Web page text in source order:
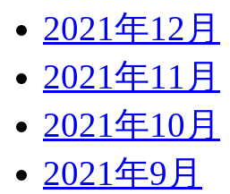
2021年12月
2021年11月
2021年10月
2021年9月